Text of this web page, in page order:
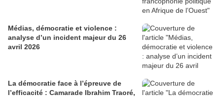
Médias, démocratie et violence :
analyse d’un incident majeur du 26
avril 2026
La démocratie face à l’épreuve de
l’efficacité : Camarade Ibrahim Traoré,